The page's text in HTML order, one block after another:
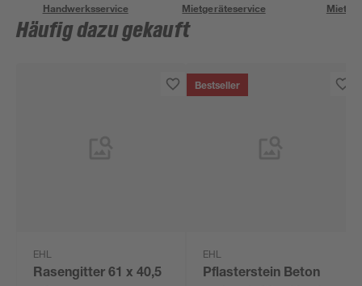
Handwerksservice Mietgeräteservice
Häufig dazu gekauft
EHL
Rasengitter 61 x 40,5
Bestseller
EHL
Pflasterstein Beton